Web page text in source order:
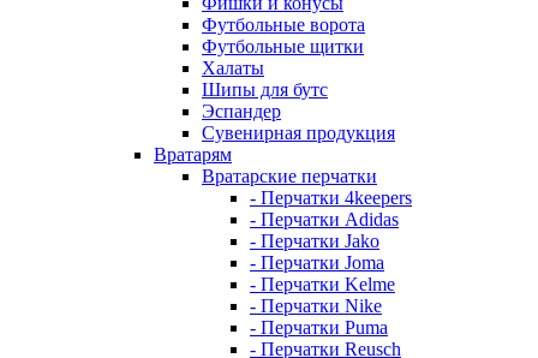
Футбольные ворота
Футбольные щитки
Халаты
Шипы для бутс
Эспандер
Сувенирная продукция
Вратарям
Вратарские перчатки
- Перчатки 4keepers
- Перчатки Adidas
- Перчатки Jako
- Перчатки Joma
- Перчатки Kelme
- Перчатки Nike
- Перчатки Puma
- Перчатки Reusch